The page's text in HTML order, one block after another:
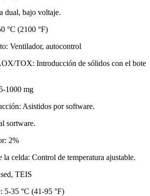
dual, bajo voltaje.
°C (2100 °F)
Ventilador, autocontrol
TOX: Introducción de sólidos con el bote
1000 mg
Asistidos por software.
sortware.
2%
celda: Control de temperatura ajustable.
TEIS
5-35 °C (41-95 °F)